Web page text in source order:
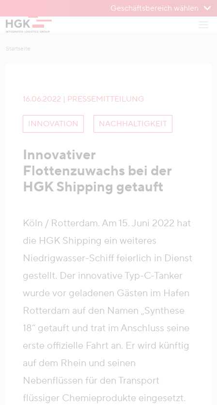
Zum Inhalt
Geschäftsbereich wählen
Startseite
16.06.2022 | PRESSEMITTEILUNG
INNOVATION NACHHALTIGKEIT
Innovativer
Flottenzuwachs bei der
HGK Shipping getauft
Köln / Rotterdam. Am 15. Juni 2022 hat
die HGK Shipping ein weiteres
Niedrigwasser-Schiff feierlich in Dienst
gestellt. Der innovative Typ-C-Tanker
wurde vor geladenen Gästen im Hafen
Rotterdam auf den Namen „Synthese
18“ getauft und trat im Anschluss seine
erste offizielle Fahrt an. Er wird künftig
auf dem Rhein und seinen
Nebenflüssen für den Transport
flüssiger Chemieprodukte eingesetzt.